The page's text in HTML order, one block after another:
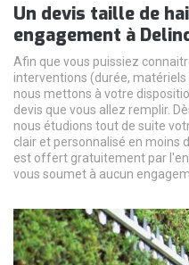
Un devis taille de
engagement à
Afin que vous puissiez
interventions (durée,
nous mettons à votre
devis que vous allez remplir.
nous étudions tout de suite
clair et personnalisé en moins
est offert gratuitement par
vous soumet à aucun